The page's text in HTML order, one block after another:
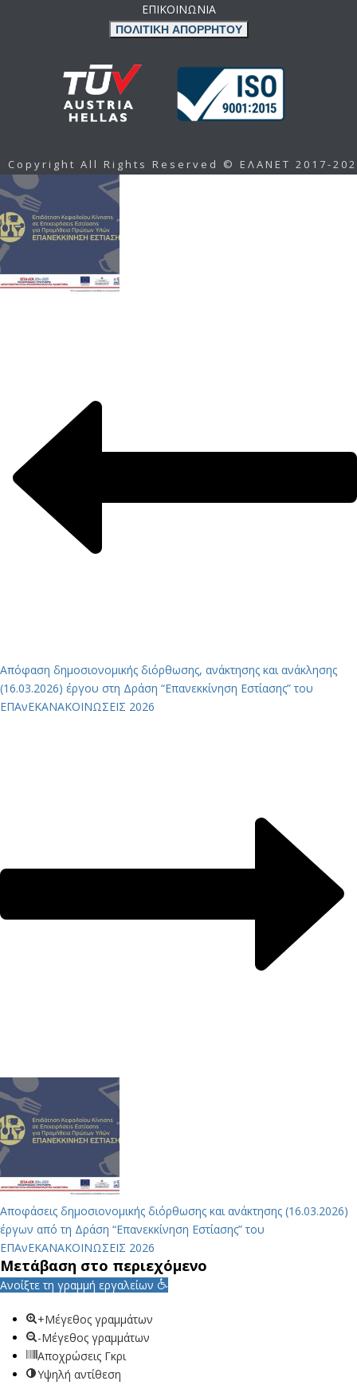
ΕΠΙΚΟΙΝΩΝΙΑ
ΠΟΛΙΤΙΚΗ ΑΠΟΡΡΗΤΟΥ
Copyright All Rights Reserved © ΕΛΑΝΕΤ 2017-
Απόφαση δημοσιονομικής διόρθωσης, ανάκτησης και ανάκλησης
(16.03.2026) έργου στη Δράση “Επανεκκίνηση Εστίασης” του
ΕΠΑνΕΚΑΝΑΚΟΙΝΩΣΕΙΣ 2026
Αποφάσεις δημοσιονομικής διόρθωσης και ανάκτησης (16.03.2026)
έργων από τη Δράση “Επανεκκίνηση Εστίασης” του
ΕΠΑνΕΚΑΝΑΚΟΙΝΩΣΕΙΣ 2026
Μετάβαση στο περιεχόμενο
Ανοίξτε τη γραμμή εργαλείων
+Μέγεθος γραμμάτων
-Μέγεθος γραμμάτων
Αποχρώσεις Γκρι
Υψηλή αντίθεση